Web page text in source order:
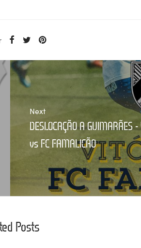
Next
DESLOCAÇÃO A GUIMARÃES
vs FC FAMALICÃO
Posts